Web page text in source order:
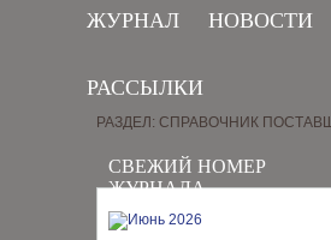
ЖУРНАЛ НОВОСТИ
РАССЫЛКИ
СВЕЖИЙ НОМЕР
ЖУРНАЛА
РАЗДЕЛ: СПРАВОЧНИК